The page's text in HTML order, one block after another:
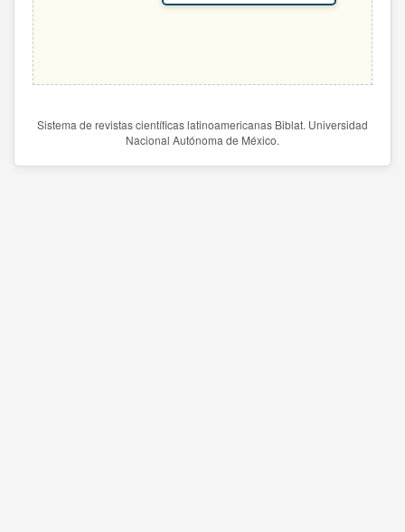
Sistema de revistas científicas latinoamericanas Biblat. Universidad
Nacional Autónoma de México.